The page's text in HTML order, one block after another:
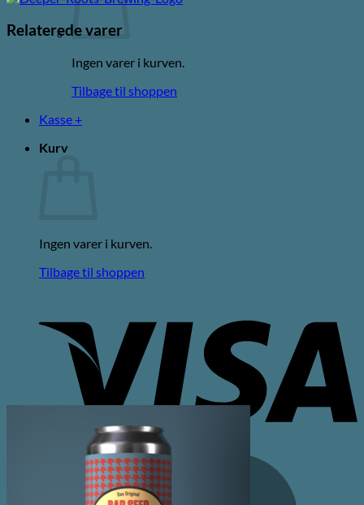
Ingen varer i kurven.
Tilbage til shoppen
Kasse +
Kurv
Ingen varer i kurven.
Tilbage til shoppen
Relaterede varer